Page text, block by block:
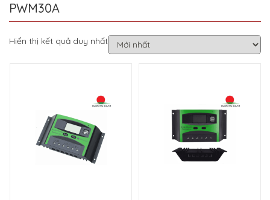
PWM30A
Hiển thị kết quả duy nhất